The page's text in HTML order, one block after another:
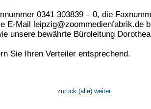
0341 303839 – 0, die
E-Mail leipzig@zoommedienfabrik.de
unsere bewährte Büroleitung
Sie Ihren Verteiler entsprechend.
zurück (alle) weiter